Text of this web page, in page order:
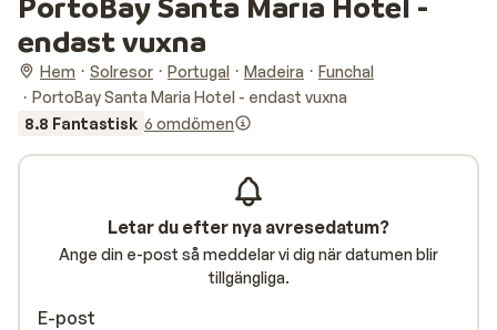
endast vuxna
Hem Solresor Portugal Madeira
Funchal
PortoBay Santa Maria Hotel - endast vuxna
8.8 Fantastisk 6 omdömen
Letar du efter nya avresedatum?
Ange din e-post så meddelar vi dig när datumen blir
tillgängliga.
E-post